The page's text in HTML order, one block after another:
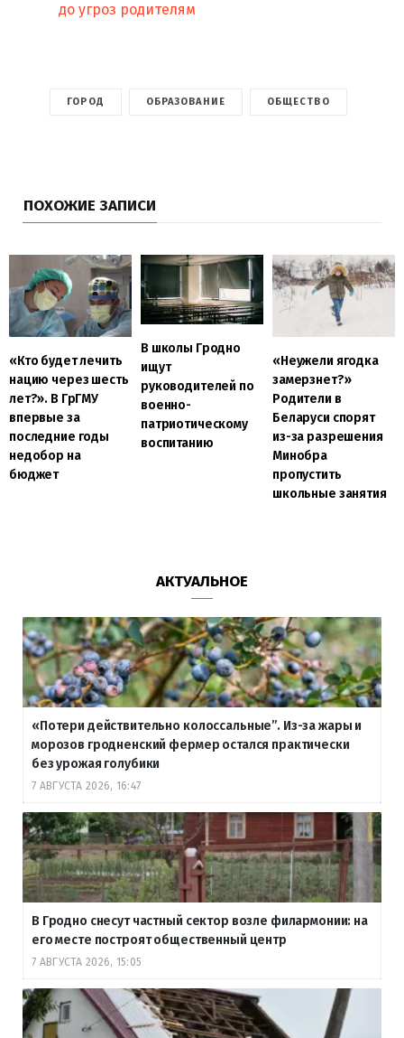
до угроз родителям
ГОРОД ОБРАЗОВАНИЕ ОБЩЕСТВО
ПОХОЖИЕ ЗАПИСИ
«Кто будет лечить
нацию через шесть
лет?». В ГрГМУ
впервые за
последние годы
недобор на
бюджет
В школы Гродно
ищут
руководителей по
военно-
патриотическому
воспитанию
«Неужели ягодка
замерзнет?»
Родители в
Беларуси спорят
из-за разрешения
Минобра
пропустить
школьные занятия
АКТУАЛЬНОЕ
«Потери действительно колоссальные”. Из-за жары и
морозов гродненский фермер остался практически
без урожая голубики
7 АВГУСТА 2026, 16:47
В Гродно снесут частный сектор возле филармонии: на
его месте построят общественный центр
7 АВГУСТА 2026, 15:05